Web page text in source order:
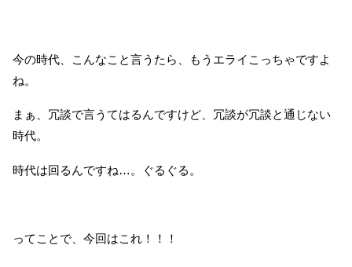
今の時代、こんなこと言うたら、もうエライこっちゃですよ
ね。
まぁ、冗談で言うてはるんですけど、冗談が冗談と通じない
時代。
時代は回るんですね…。ぐるぐる。
ってことで、今回はこれ！！！